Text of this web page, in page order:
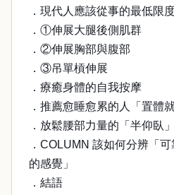
．現代人應該從事的最低限
．①伸展大腿後側肌群
．②伸展胸部與腹部
．③吊單槓伸展
．療癒身體的自我按摩
．推薦愈睡愈累的人「置體就
．放鬆腰部力量的「半仰臥」
．COLUMN 該如何分辨「
的感覺」
．結語